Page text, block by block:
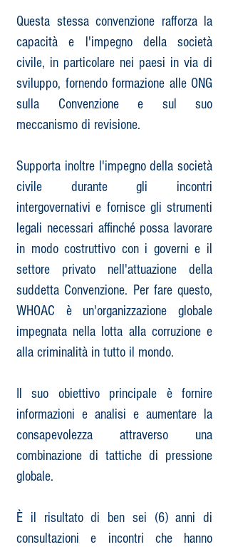
Questa stessa convenzione rafforza la
capacità e l'impegno della società
civile, in particolare nei paesi in via di
sviluppo, fornendo formazione alle ONG
sulla Convenzione e sul suo
meccanismo di revisione.​
Supporta inoltre l'impegno della società
civile durante gli incontri
intergovernativi e fornisce gli strumenti
legali necessari affinché possa lavorare
in modo costruttivo con i governi e il
settore privato nell'attuazione della
suddetta Convenzione.​ Per fare questo,
WHOAC è un'organizzazione globale
impegnata nella lotta alla corruzione e
alla criminalità in tutto il mondo.
Il suo obiettivo principale è fornire
informazioni e analisi e aumentare la
consapevolezza attraverso una
combinazione di tattiche di pressione
globale.
È il risultato di ben sei (6) anni di
consultazioni e incontri che hanno